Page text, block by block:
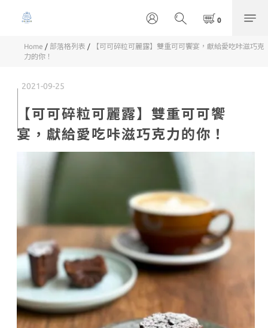
Home / 部落格列表 /
【可可碎粒可麗露】雙重可可饗宴，獻給愛吃咔滋巧克
力的你！
2021-09-25
【可可碎粒可麗露】雙重可可饗
宴，獻給愛吃咔滋巧克力的你！